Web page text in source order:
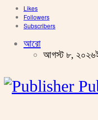
Likes
Followers
Subscribers
আরো
আগস্ট ৮,